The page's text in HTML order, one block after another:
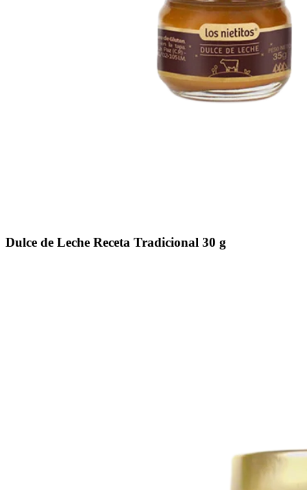
Dulce de Leche Receta Tradicional 30 g